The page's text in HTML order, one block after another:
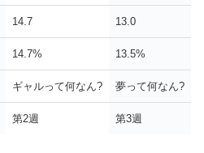
14.7
14.7%
ギャルって何なん?
第2週
13.0
13.5%
夢って何なん?
第3週